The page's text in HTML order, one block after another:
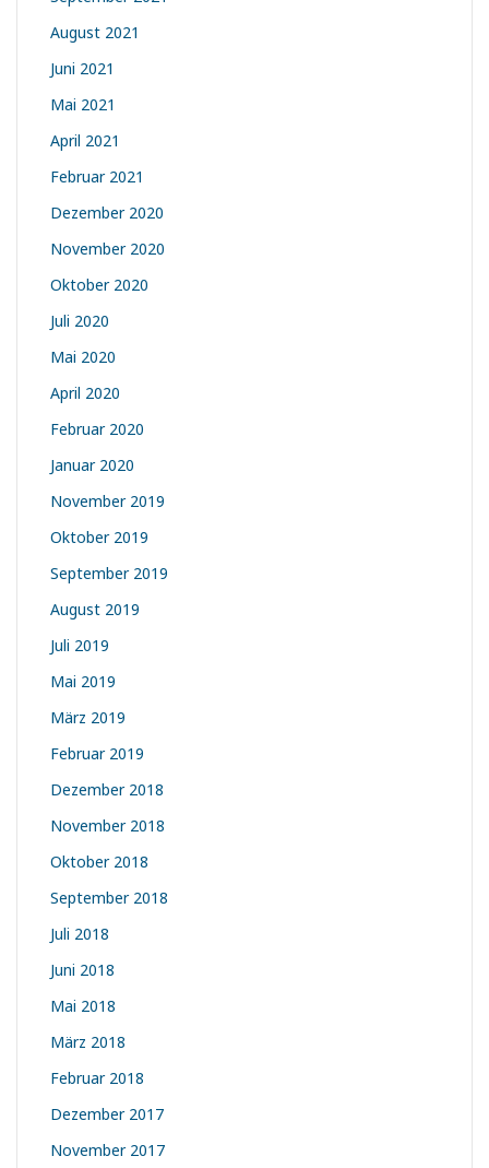
August 2021
Juni 2021
Mai 2021
April 2021
Februar 2021
Dezember 2020
November 2020
Oktober 2020
Juli 2020
Mai 2020
April 2020
Februar 2020
Januar 2020
November 2019
Oktober 2019
September 2019
August 2019
Juli 2019
Mai 2019
März 2019
Februar 2019
Dezember 2018
November 2018
Oktober 2018
September 2018
Juli 2018
Juni 2018
Mai 2018
März 2018
Februar 2018
Dezember 2017
November 2017